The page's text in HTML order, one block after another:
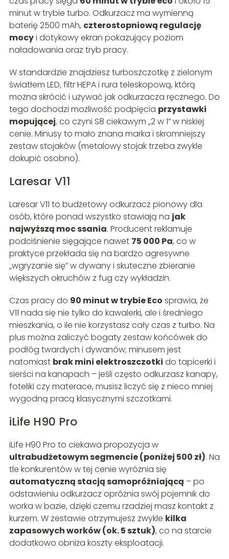
minut w trybie turbo. Odkurzacz ma wymienną
baterię 2500 mAh, czterostopniową regulację
mocyi dotykowy ekran pokazujący poziom
naładowania oraz tryb pracy.
W standardzie znajdziesz turboszczotkę z zielonym
światłem LED, filtr HEPA i rura teleskopową, którą
można skrócić i używać jak odkurzacza ręcznego. Do
tego dochodzi możliwość podpięcia przystawki
mopującej, co czyni S8 ciekawym „2 w 1” w niskiej
cenie. Minusy to mało znana marka i skromniejszy
zestaw stojaków (metalowy stojak trzeba zwykle
dokupić osobno).
Laresar V11
Laresar V11 to budżetowy odkurzacz pionowy dla
osób, które ponad wszystko stawiają na jak
najwyższą moc ssania. Producent reklamuje
podciśnienie sięgające nawet 75 000 Pa, co w
praktyce przekłada się na bardzo agresywne
„wgryzanie się” w dywany i skuteczne zbieranie
większych okruchów z fug czy wykładzin.
Czas pracy do 90 minut w trybie Eco sprawia, że
V11 nada się nie tylko do kawalerki, ale i średniego
mieszkania, o ile nie korzystasz cały czas z turbo. Na
plus można zaliczyć bogaty zestaw końcówek do
podłóg twardych i dywanów; minusem jest
natomiast brak mini elektroszczotki do tapicerki i
sierści na kanapach – jeśli często odkurzasz kanapy,
foteliki czy materace, musisz liczyć się z nieco mniej
wygodną pracą klasycznymi szczotkami.
iLife H90 Pro
iLife H90 Pro to ciekawa propozycja w
ultrabudżetowym segmencie (poniżej 500 zł). Na
tle konkurentów w tej cenie wyróżnia się
automatyczną stacją samopróżniającą – po
odstawieniu odkurzacz opróżnia swój pojemnik do
worka w bazie, dzięki czemu rzadziej masz kontakt z
kurzem. W zestawie otrzymujesz zwykle kilka
zapasowych worków (ok. 5 sztuk), co na starcie
dodatkowo obniża koszty eksploatacji.